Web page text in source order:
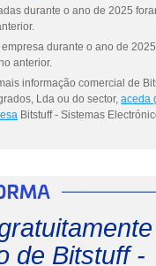
durante o ano de 2025
durante o ano de
anterior.
informação comercial de
Lda ou do sector, aceda
Bitstuff - Sistemas
de Bitstuff -